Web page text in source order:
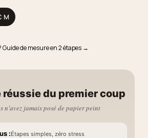
de mesure en 2 étapes →
réussie du premier coup
n'avez jamais posé de papier peint
:Étapes simples, zéro stress